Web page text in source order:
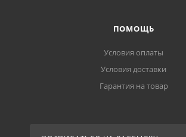
ПОМОЩЬ
Условия оплаты
Условия доставки
Гарантия на товар